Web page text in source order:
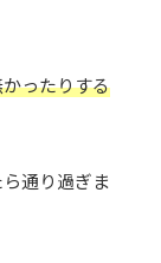
ったりする
通り過ぎま